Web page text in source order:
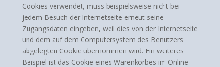
Cookies verwendet, muss beispielsweise nicht bei
jedem Besuch der Internetseite erneut seine
Zugangsdaten eingeben, weil dies von der Internetseite
und dem auf dem Computersystem des Benutzers
abgelegten Cookie übernommen wird. Ein weiteres
Beispiel ist das Cookie eines Warenkorbes im Online-